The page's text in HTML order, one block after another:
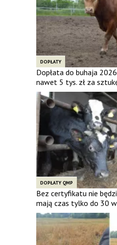
DOPŁATY
Dopłata do buhaja
nawet 5 tys. zł za
DOPŁATY QMP
Bez certyfikatu nie
mają czas tylko do 30